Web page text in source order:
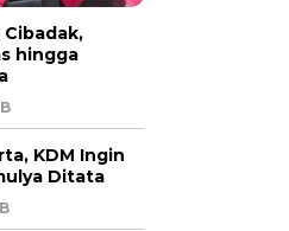
hingga
KDM Ingin
Ditata